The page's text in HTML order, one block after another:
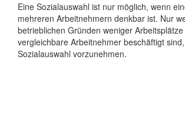
Eine Sozialauswahl ist nur möglich, wenn
mehreren Arbeitnehmern denkbar ist. Nur
betrieblichen Gründen weniger
vergleichbare Arbeitnehmer beschäftigt
Sozialauswahl vorzunehmen.